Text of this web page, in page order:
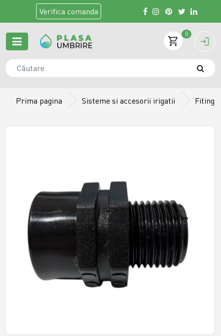
Verifica comanda
0
Prima pagina Sisteme si accesorii irigatii